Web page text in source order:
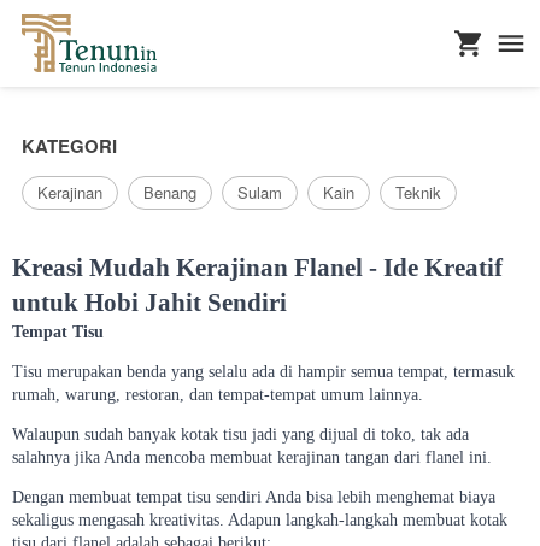
KATEGORI
Kerajinan Benang Sulam Kain Teknik
Kreasi Mudah Kerajinan Flanel - Ide Kreatif
untuk Hobi Jahit Sendiri
Tempat Tisu
Tisu merupakan benda yang selalu ada di hampir semua tempat, termasuk
rumah, warung, restoran, dan tempat-tempat umum lainnya.
Walaupun sudah banyak kotak tisu jadi yang dijual di toko, tak ada
salahnya jika Anda mencoba membuat kerajinan tangan dari flanel ini.
Dengan membuat tempat tisu sendiri Anda bisa lebih menghemat biaya
sekaligus mengasah kreativitas. Adapun langkah-langkah membuat kotak